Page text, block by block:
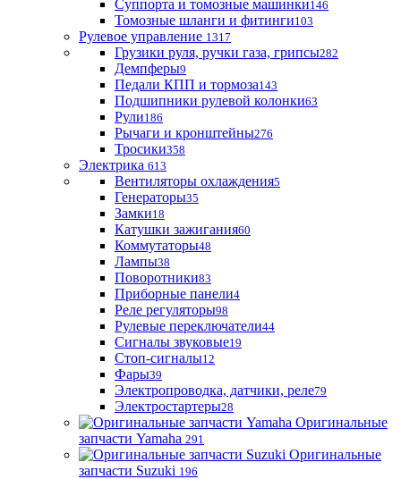
Суппорта и томозные машинки146
Томозные шланги и фитинги103
Рулевое управление 1317
Грузики руля, ручки газа, грипсы282
Демпферы9
Педали КПП и тормоза143
Подшипники рулевой колонки63
Рули186
Рычаги и кронштейны276
Тросики358
Электрика 613
Вентиляторы охлаждения5
Генераторы35
Замки18
Катушки зажигания60
Коммутаторы48
Лампы38
Поворотники83
Приборные панели4
Реле регуляторы98
Рулевые переключатели44
Сигналы звуковые19
Стоп-сигналы12
Фары39
Электропроводка, датчики, реле79
Электростартеры28
Оригинальные
запчасти Yamaha 291
Оригинальные
запчасти Suzuki 196